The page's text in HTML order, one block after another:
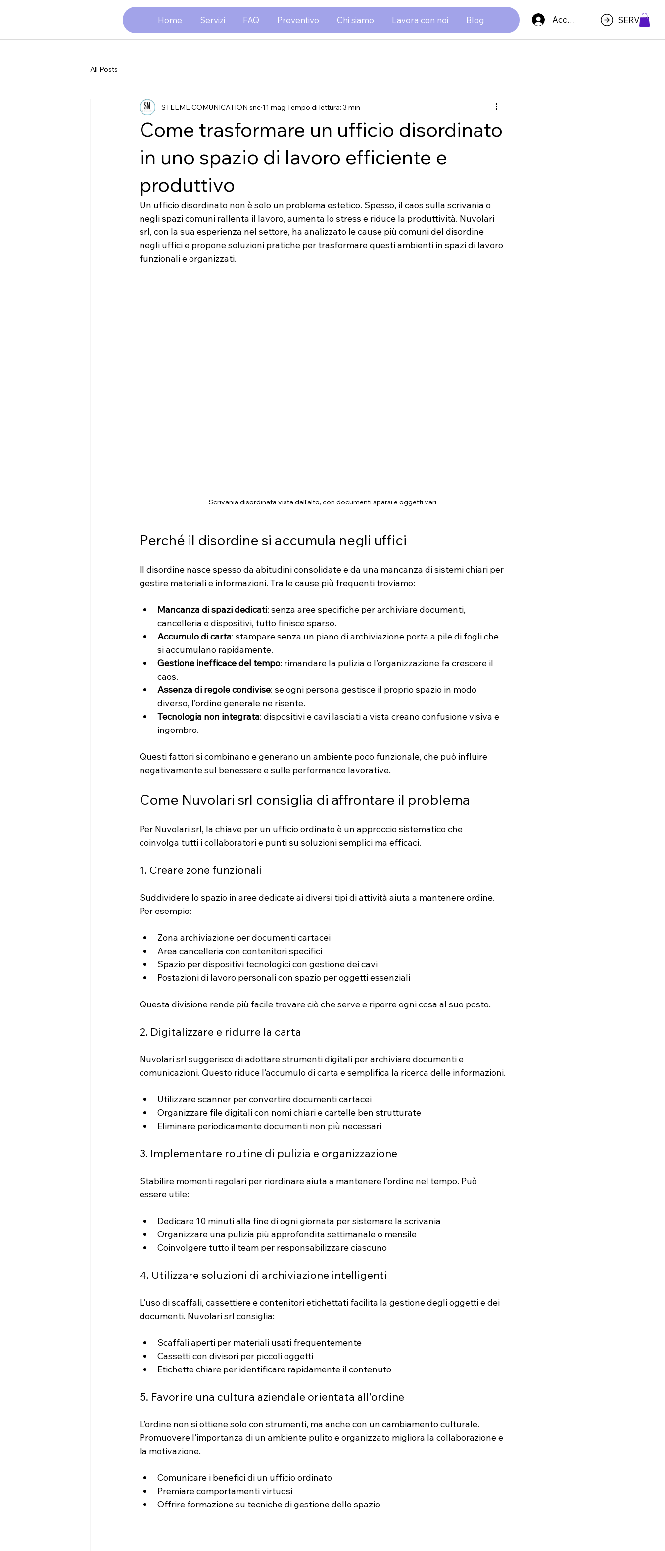
Home Servizi FAQ Preventivo Chi siamo Lavora con noi Blog Accedi SERVIZI
All Posts
Come trasformare un ufficio disordinato
in uno spazio di lavoro efficiente e
produttivo
STEEME COMUNICATION snc 11 mag Tempo di lettura: 3 min
Un ufficio disordinato non è solo un problema estetico. Spesso, il caos sulla scrivania o
negli spazi comuni rallenta il lavoro, aumenta lo stress e riduce la produttività. Nuvolari
srl, con la sua esperienza nel settore, ha analizzato le cause più comuni del disordine
negli uffici e propone soluzioni pratiche per trasformare questi ambienti in spazi di lavoro
funzionali e organizzati.
Scrivania disordinata vista dall'alto, con documenti sparsi e oggetti vari
Perché il disordine si accumula negli uffici
Il disordine nasce spesso da abitudini consolidate e da una mancanza di sistemi chiari per
gestire materiali e informazioni. Tra le cause più frequenti troviamo:
Mancanza di spazi dedicati: senza aree specifiche per archiviare documenti,
cancelleria e dispositivi, tutto finisce sparso.
Accumulo di carta: stampare senza un piano di archiviazione porta a pile di fogli che
si accumulano rapidamente.
Gestione inefficace del tempo: rimandare la pulizia o l’organizzazione fa crescere il
caos.
Assenza di regole condivise: se ogni persona gestisce il proprio spazio in modo
diverso, l’ordine generale ne risente.
Tecnologia non integrata: dispositivi e cavi lasciati a vista creano confusione visiva e
ingombro.
Questi fattori si combinano e generano un ambiente poco funzionale, che può influire
negativamente sul benessere e sulle performance lavorative.
Come Nuvolari srl consiglia di affrontare il problema
Per Nuvolari srl, la chiave per un ufficio ordinato è un approccio sistematico che
coinvolga tutti i collaboratori e punti su soluzioni semplici ma efficaci.
1. Creare zone funzionali
Suddividere lo spazio in aree dedicate ai diversi tipi di attività aiuta a mantenere ordine.
Per esempio:
Zona archiviazione per documenti cartacei
Area cancelleria con contenitori specifici
Spazio per dispositivi tecnologici con gestione dei cavi
Postazioni di lavoro personali con spazio per oggetti essenziali
Questa divisione rende più facile trovare ciò che serve e riporre ogni cosa al suo posto.
2. Digitalizzare e ridurre la carta
Nuvolari srl suggerisce di adottare strumenti digitali per archiviare documenti e
comunicazioni. Questo riduce l’accumulo di carta e semplifica la ricerca delle informazioni.
Utilizzare scanner per convertire documenti cartacei
Organizzare file digitali con nomi chiari e cartelle ben strutturate
Eliminare periodicamente documenti non più necessari
3. Implementare routine di pulizia e organizzazione
Stabilire momenti regolari per riordinare aiuta a mantenere l’ordine nel tempo. Può
essere utile:
Dedicare 10 minuti alla fine di ogni giornata per sistemare la scrivania
Organizzare una pulizia più approfondita settimanale o mensile
Coinvolgere tutto il team per responsabilizzare ciascuno
4. Utilizzare soluzioni di archiviazione intelligenti
L’uso di scaffali, cassettiere e contenitori etichettati facilita la gestione degli oggetti e dei
documenti. Nuvolari srl consiglia:
Scaffali aperti per materiali usati frequentemente
Cassetti con divisori per piccoli oggetti
Etichette chiare per identificare rapidamente il contenuto
5. Favorire una cultura aziendale orientata all’ordine
L’ordine non si ottiene solo con strumenti, ma anche con un cambiamento culturale.
Promuovere l’importanza di un ambiente pulito e organizzato migliora la collaborazione e
la motivazione.
Comunicare i benefici di un ufficio ordinato
Premiare comportamenti virtuosi
Offrire formazione su tecniche di gestione dello spazio